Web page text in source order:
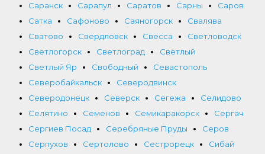
Саранск
Сарапул Саратов Сарны
Саров
Сатка
Сафоново Саяногорск
Свалява
Сватово
Свердловск Свесса
Светловодск
Светлогорск
Светлоград
Светлый
Светлый Яр
Свободный
Севастополь
Северобайкальск
Северодвинск
Северодонецк
Северск Сегежа
Селидово
Селятино
Семенов Семикаракорск
Сергач
Сергиев Посад
Серебряные Пруды
Серов
Серпухов
Сертолово Сестрорецк
Сибай